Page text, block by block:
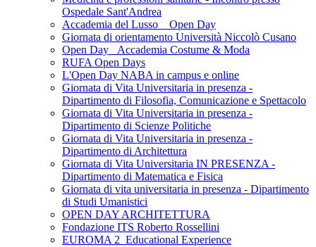
Ospedale Sant'Andrea
Accademia del Lusso _ Open Day
Giornata di orientamento Università Niccolò Cusano
Open Day _Accademia Costume & Moda
RUFA Open Days
L'Open Day NABA in campus e online
Giornata di Vita Universitaria in presenza -
Dipartimento di Filosofia, Comunicazione e Spettacolo
Giornata di Vita Universitaria in presenza -
Dipartimento di Scienze Politiche
Giornata di Vita Universitaria in presenza -
Dipartimento di Architettura
Giornata di Vita Universitaria IN PRESENZA -
Dipartimento di Matematica e Fisica
Giornata di vita universitaria in presenza - Dipartimento
di Studi Umanistici
OPEN DAY ARCHITETTURA
Fondazione ITS Roberto Rossellini
EUROMA 2_Educational Experience